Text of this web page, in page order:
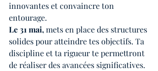
innovantes et convaincre ton
entourage.
Le 31 mai, mets en place des structures
solides pour atteindre tes objectifs. Ta
discipline et ta rigueur te permettront
de réaliser des avancées significatives.